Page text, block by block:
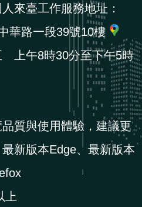
來臺工作服務地址：
華路一段39號10樓
上午8時30分至下午5時
質與使用體驗，建議更
新版本Edge、最新版本
上